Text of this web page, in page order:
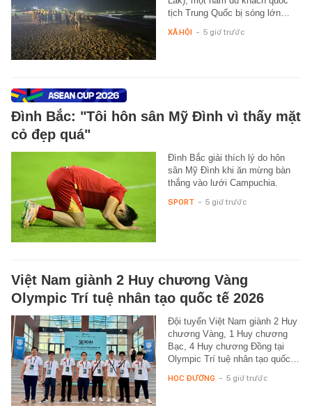
tịch Trung Quốc bị sóng lớn…
XÃ HỘI - 5 giờ trước
Đình Bắc: "Tôi hôn sân Mỹ Đình vì thấy mặt
cỏ đẹp quá"
Đình Bắc giải thích lý do hôn
sân Mỹ Đình khi ăn mừng bàn
thắng vào lưới Campuchia.
SPORT - 5 giờ trước
Việt Nam giành 2 Huy chương Vàng
Olympic Trí tuệ nhân tạo quốc tế 2026
Đội tuyển Việt Nam giành 2 Huy
chương Vàng, 1 Huy chương
Bạc, 4 Huy chương Đồng tại
Olympic Trí tuệ nhân tạo quốc…
HỌC ĐƯỜNG - 5 giờ trước